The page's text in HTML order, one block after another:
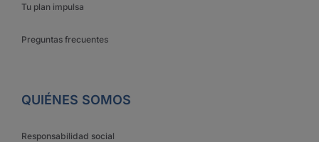
Tu plan impulsa
Preguntas frecuentes
QUIÉNES SOMOS
Responsabilidad social